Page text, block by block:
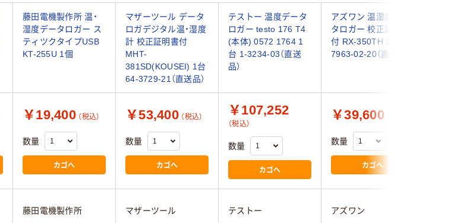
藤田電機製作所 温・
湿度データロガー ス
ティツクタイプUSB
KT-255U 1個
マザーツール データ
ロガデジタル温・湿度
計 校正証明書付
MHT-
381SD(KOUSEI) 1台
64-3729-21（直送品）
テストー 温度データ
ロガー testo 176 T4
(本体) 0572 1764 1
台 1-3234-03（直送
品）
アズワン 温湿度デー
タロガー 校正証明書
付 RX-350TH 1台 2-
7963-02-20（直送品）
￥19,400 （税込）
数量
カゴへ
￥53,400 （税込）
数量
カゴへ
￥107,252
（税込）
数量
カゴへ
￥39,600
数量
カゴへ
藤田電機製作所 マザーツール テストー アズワン